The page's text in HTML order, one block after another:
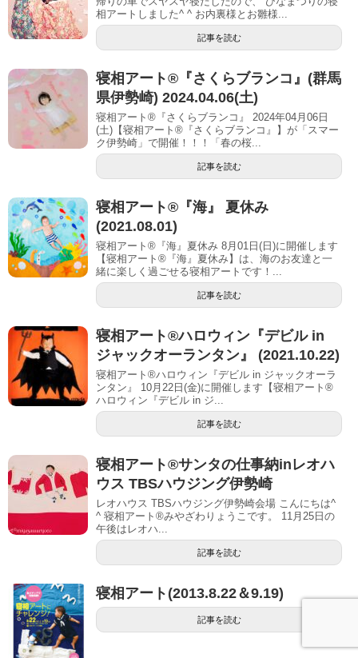
相アートしました^ ^ お内裏様とお雛様...
記事を読む
寝相アート®『さくらブランコ』(群馬
県伊勢崎) 2024.04.06(土)
寝相アート®『さくらブランコ』 2024年04月06日
(土)【寝相アート®︎『さくらブランコ』】が「スマー
ク伊勢崎」で開催！！！「春の桜...
記事を読む
寝相アート®︎『海』 夏休み
(2021.08.01)
寝相アート®『海』夏休み 8月01日(日)に開催します
【寝相アート®︎『海』夏休み】は、海のお友達と一
緒に楽しく過ごせる寝相アートです！...
記事を読む
寝相アート®︎ハロウィン『デビル in
ジャックオーランタン』 (2021.10.22)
寝相アート®ハロウィン『デビル in ジャックオーラ
ンタン』 10月22日(金)に開催します【寝相アート®︎
ハロウィン『デビル in ジ...
記事を読む
寝相アート®︎サンタの仕事納inレオハ
ウス TBSハウジング伊勢崎
レオハウス TBSハウジング伊勢崎会場 こんにちは^
^ 寝相アート®︎みやざわりょうこです。 11月25日の
午後はレオハ...
記事を読む
寝相アート(2013.8.22＆9.19)
記事を読む